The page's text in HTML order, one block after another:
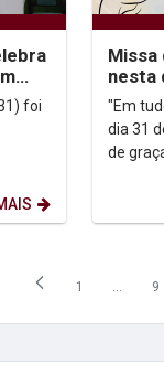
efoi
nesta
"Em tudo,
dia 31
de
Página
1 ... 9